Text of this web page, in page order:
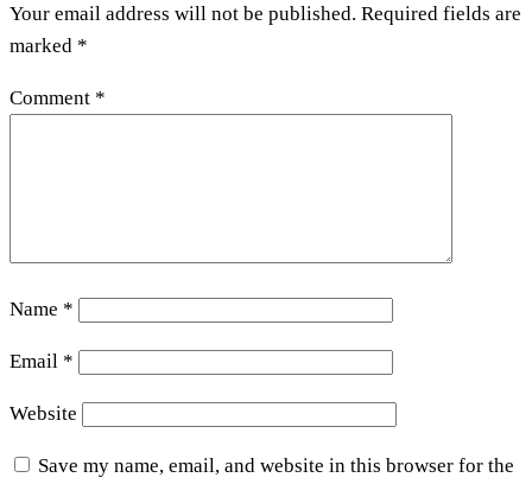
Your email address will not be published. Required fields are
marked *
Comment *
Name *
Email *
Website
Save my name, email, and website in this browser for the